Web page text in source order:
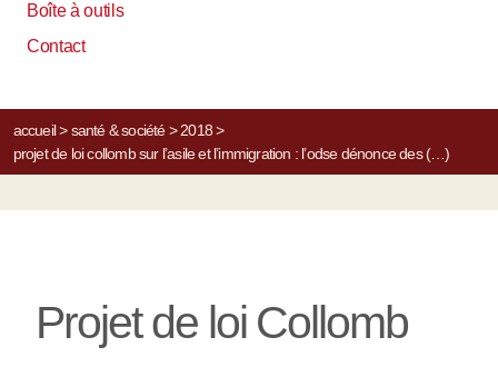
Boîte à outils
Contact
accueil> santé & société> 2018>
projet de loi collomb sur l’asile et l’immigration : l’odse dénonce des (…)
Projet de loi Collomb